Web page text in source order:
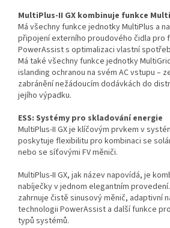
MultiPlus-II GX kombinuje funkce
Má všechny funkce jednotky MultiPlus a
připojení externího proudového čidla pro
PowerAssist s optimalizaci vlastní
Má také všechny funkce jednotky
islanding ochranou na svém AC vstupu –
zabránění nežádoucím dodávkách do
jejího výpadku.
ESS: Systémy pro skladování energie
MultiPlus-II GX je klíčovým prvkem v
poskytuje flexibilitu pro kombinaci se
nebo se síťovými FV měniči.
MultiPlus-II GX, jak název napovídá, je
nabíječky v jednom elegantním
zahrnuje čistě sinusový měnič, adaptivní
technologii PowerAssist a další funkce
typů systémů.